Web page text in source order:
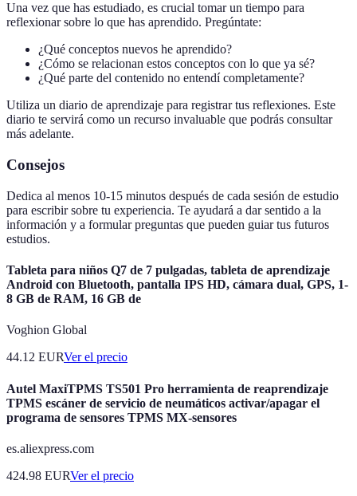
Una vez que has estudiado, es crucial tomar un tiempo para
reflexionar sobre lo que has aprendido. Pregúntate:
¿Qué conceptos nuevos he aprendido?
¿Cómo se relacionan estos conceptos con lo que ya sé?
¿Qué parte del contenido no entendí completamente?
Utiliza un diario de aprendizaje para registrar tus reflexiones. Este
diario te servirá como un recurso invaluable que podrás consultar
más adelante.
Consejos
Dedica al menos 10-15 minutos después de cada sesión de estudio
para escribir sobre tu experiencia. Te ayudará a dar sentido a la
información y a formular preguntas que pueden guiar tus futuros
estudios.
Tableta para niños Q7 de 7 pulgadas, tableta de aprendizaje
Android con Bluetooth, pantalla IPS HD, cámara dual, GPS, 1-
8 GB de RAM, 16 GB de
Voghion Global
44.12 EURVer el precio
Autel MaxiTPMS TS501 Pro herramienta de reaprendizaje
TPMS escáner de servicio de neumáticos activar/apagar el
programa de sensores TPMS MX-sensores
es.aliexpress.com
424.98 EURVer el precio